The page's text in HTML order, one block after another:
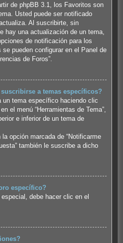
de phpBB 3.1, los Favoritos son
Usted puede ser notificado
Al suscribirte, sin
hay una actualización de un tema,
de notificación para los
pueden configurar en el Panel de
de Foros”.
a temas específicos?
un tema específico haciendo clic
el menú “Herramientas de Tema”,
e inferior de un tema de
opción marcada de “Notificarme
también le suscribe a dicho
específico?
debe hacer clic en el